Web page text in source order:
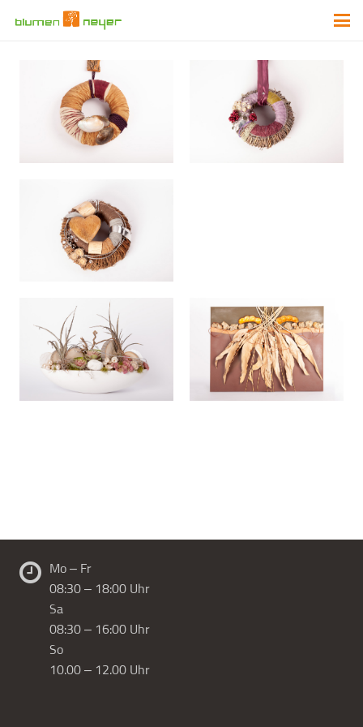
Mo – Fr
08:30 – 18:00 Uhr
Sa
08:30 – 16:00 Uhr
So
10.00 – 12.00 Uhr